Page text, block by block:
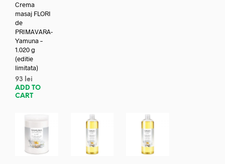
Crema
masaj FLORI
de
PRIMAVARA-
Yamuna –
1.020 g
(editie
limitata)
93
lei
ADD TO
CART